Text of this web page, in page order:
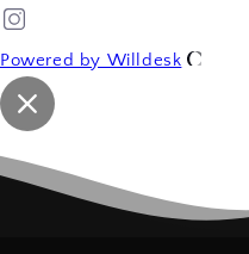
Powered by Willdesk